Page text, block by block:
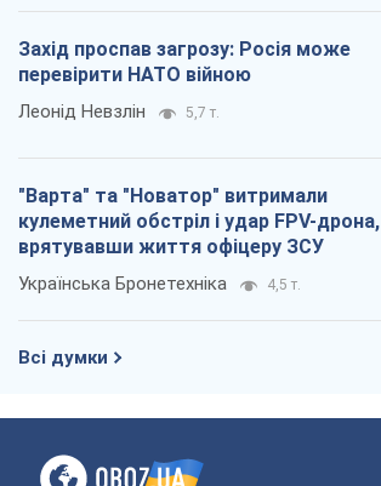
Захід проспав загрозу: Росія може
перевірити НАТО війною
Леонід Невзлін 5,7 т.
"Варта" та "Новатор" витримали
кулеметний обстріл і удар FPV-дрона,
врятувавши життя офіцеру ЗСУ
Українська Бронетехніка 4,5 т.
Всі думки